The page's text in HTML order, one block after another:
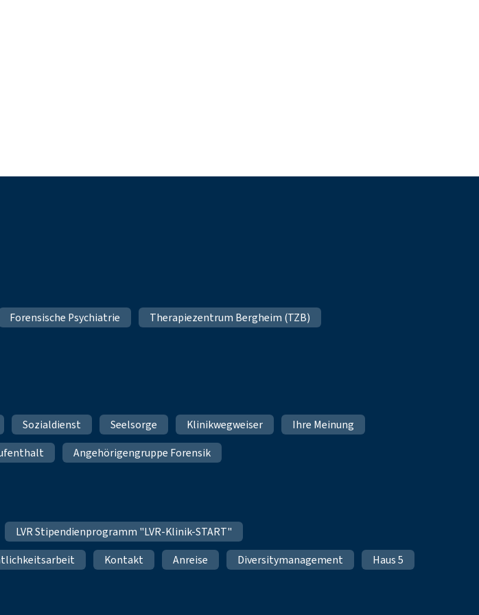
Forensische Psychiatrie
Therapiezentrum Bergheim (TZB)
Sozialdienst Seelsorge Klinikwegweiser
Ihre Meinung
Angehörigengruppe Forensik
LVR Stipendienprogramm "LVR-Klinik-START"
Kontakt Anreise Diversitymanagement
Haus 5